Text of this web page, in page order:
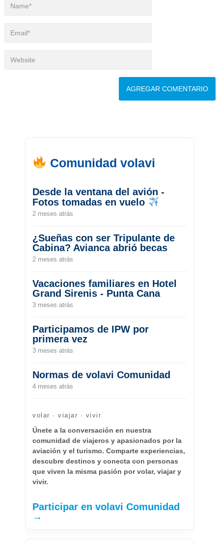
Comunidad volavi
Desde la ventana del avión -
Fotos tomadas en vuelo
2 meses atrás
¿Sueñas con ser Tripulante de
Cabina? Avianca abrió becas
2 meses atrás
Vacaciones familiares en Hotel
Grand Sirenis - Punta Cana
3 meses atrás
Participamos de IPW por
primera vez
3 meses atrás
Normas de volavi Comunidad
4 meses atrás
volar · viajar · vivir
Únete a la conversación en nuestra
comunidad de viajeros y apasionados por la
aviación y el turismo. Comparte experiencias,
descubre destinos y conecta con personas
que viven la misma pasión por volar, viajar y
vivir.
Participar en volavi Comunidad
→